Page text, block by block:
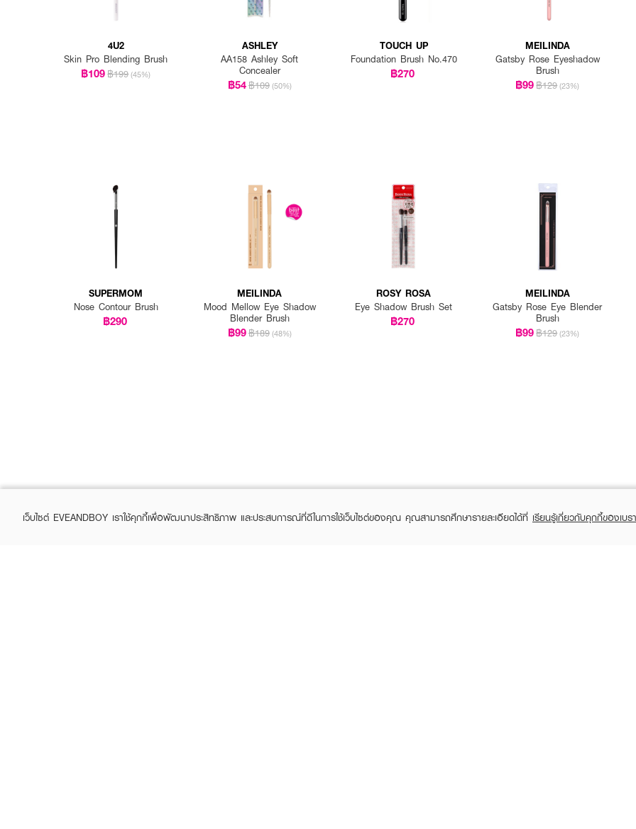
4U2
Skin Pro Blending Brush
฿109฿199 (45%)
ASHLEY
AA158 Ashley Soft
Concealer
฿54฿109 (50%)
TOUCH UP
Foundation Brush No.470
฿270
MEILINDA
Gatsby Rose Eyeshadow
Brush
฿99฿129 (23%)
SUPERMOM
Nose Contour Brush
฿290
MEILINDA
Mood Mellow Eye Shadow
Blender Brush
฿99฿189 (48%)
ROSY ROSA
Eye Shadow Brush Set
฿270
MEILINDA
Gatsby Rose Eye Blender
Brush
฿99฿129 (23%)
เว็บไซต์ EVEANDBOY เราใช้คุกกี้เพื่อพัฒนาประสิทธิภาพ และประสบการณ์ที่ดีในการใช้เว็บไซต์ของคุณ คุณสามารถศึกษารายละเอียดได้ที่ เรียนรู้เกี่ยวกับคุกกี้ของเบร